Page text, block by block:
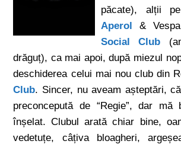
păcate), alții
Aperol &
Social Club
drăguț), ca mai apoi, după miezul
deschiderea celui mai nou club din
Club. Sincer, nu aveam așteptări,
preconcepută de “Regie”, dar mă
înșelat. Clubul arată chiar bine,
vedetuțe, câțiva bloagheri,